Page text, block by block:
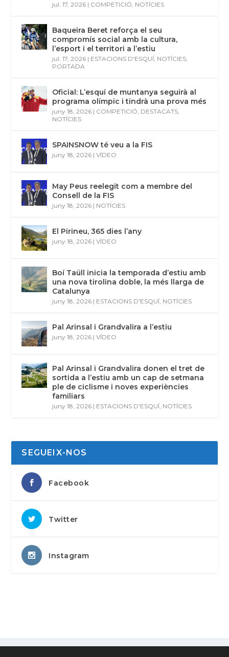
jul. 17, 2026 | COMPETICIÓ, NOTÍCIES
Baqueira Beret reforça el seu
compromís social amb la cultura,
l’esport i el territori a l’estiu
jul. 17, 2026 | ESTACIONS D'ESQUÍ, NOTÍCIES,
PORTADA
Oficial: L’esquí de muntanya seguirà al
programa olímpic i tindrà una prova més
juny 18, 2026 | COMPETICIÓ, DESTACATS,
NOTÍCIES
SPAINSNOW té veu a la FIS
juny 18, 2026 |VÍDEO
May Peus reelegit com a membre del
Consell de la FIS
juny 18, 2026 | NOTÍCIES
El Pirineu, 365 dies l’any
juny 18, 2026 |VÍDEO
Boí Taüll inicia la temporada d’estiu amb
una nova tirolina doble, la més llarga de
Catalunya
juny 18, 2026 | ESTACIONS D'ESQUÍ, NOTÍCIES
Pal Arinsal i Grandvalira a l’estiu
juny 18, 2026 |VÍDEO
Pal Arinsal i Grandvalira donen el tret de
sortida a l’estiu amb un cap de setmana
ple de ciclisme i noves experiències
familiars
juny 18, 2026 | ESTACIONS D'ESQUÍ, NOTÍCIES
SEGUEIX-NOS
Facebook
Twitter
Instagram